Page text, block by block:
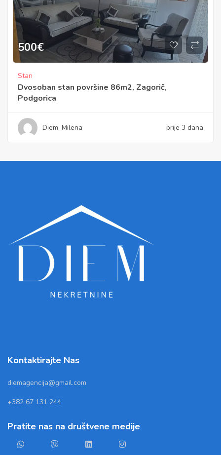
500€
Stan
Dvosoban stan površine 86m2, Zagorič,
Podgorica
Diem_Milena prije 3 dana
Kontaktirajte Nas
diemagencija@gmail.com
+382 67 131 244
Pratite nas na društvene medije